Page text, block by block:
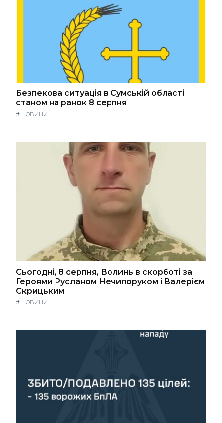
Безпекова ситуація в Сумській області
станом на ранок 8 серпня
# НОВИНИ
Сьогодні, 8 серпня, Волинь в скорботі за
Героями Русланом Нечипоруком і Валерієм
Скрицьким
# НОВИНИ